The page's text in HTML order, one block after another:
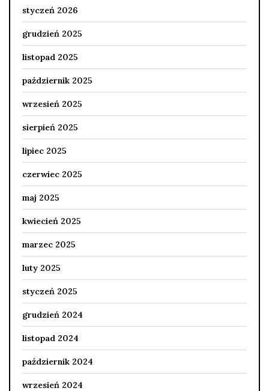
styczeń 2026
grudzień 2025
listopad 2025
październik 2025
wrzesień 2025
sierpień 2025
lipiec 2025
czerwiec 2025
maj 2025
kwiecień 2025
marzec 2025
luty 2025
styczeń 2025
grudzień 2024
listopad 2024
październik 2024
wrzesień 2024